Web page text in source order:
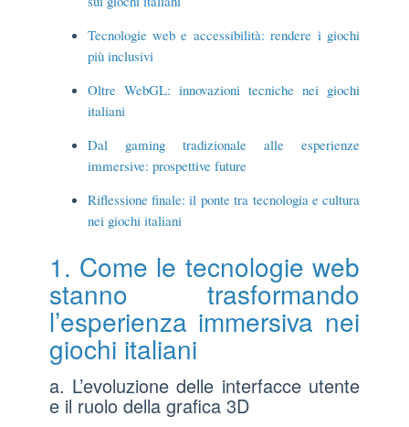
Tecnologie web e accessibilità: rendere i giochi
più inclusivi
Oltre WebGL: innovazioni tecniche nei giochi
italiani
Dal gaming tradizionale alle esperienze
immersive: prospettive future
Riflessione finale: il ponte tra tecnologia e cultura
nei giochi italiani
1. Come le tecnologie web
stanno trasformando
l’esperienza immersiva nei
giochi italiani
a. L’evoluzione delle interfacce utente
e il ruolo della grafica 3D